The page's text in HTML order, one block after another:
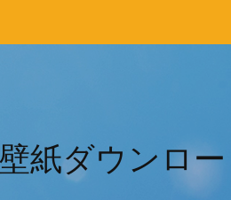
紙ダウンロ